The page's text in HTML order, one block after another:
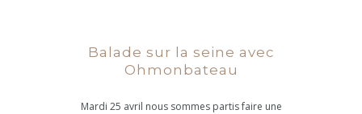
Balade sur la seine avec
Ohmonbateau
Mardi 25 avril nous sommes partis faire une